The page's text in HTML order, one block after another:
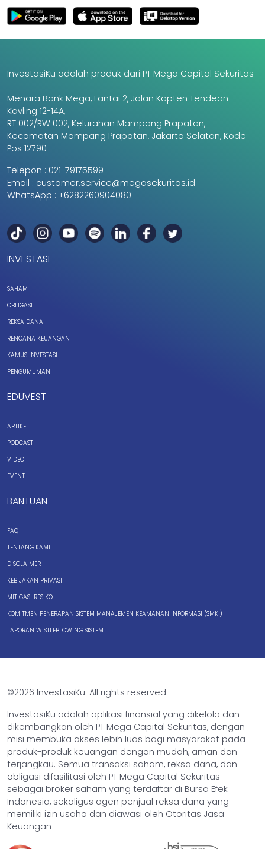
InvestasiKu adalah produk dari PT Mega Capital Sekuritas
Menara Bank Mega, Lantai 2, Jalan Kapten Tendean
Kavling 12-14A,
RT 002/RW 002, Kelurahan Mampang Prapatan,
Kecamatan Mampang Prapatan, Jakarta Selatan, Kode
Pos 12790
Telepon : 021-79175599
Email : customer.service@megasekuritas.id
WhatsApp : +6282260904080
INVESTASI
SAHAM
OBLIGASI
REKSA DANA
RENCANA KEUANGAN
KAMUS INVESTASI
PENGUMUMAN
EDUVEST
ARTIKEL
PODCAST
VIDEO
EVENT
BANTUAN
FAQ
TENTANG KAMI
DISCLAIMER
KEBIJAKAN PRIVASI
MITIGASI RESIKO
KOMITMEN PENERAPAN SISTEM MANAJEMEN KEAMANAN INFORMASI (SMKI)
LAPORAN WISTLEBLOWING SISTEM
©2026 InvestasiKu. All rights reserved.
InvestasiKu adalah aplikasi finansial yang dikelola dan
dikembangkan oleh PT Mega Capital Sekuritas, dengan
misi membuka akses lebih luas bagi masyarakat pada
produk-produk keuangan dengan mudah, aman dan
terjangkau. Semua transaksi saham, reksa dana, dan
obligasi difasilitasi oleh PT Mega Capital Sekuritas
sebagai broker saham yang terdaftar di Bursa Efek
Indonesia, sekaligus agen penjual reksa dana yang
memiliki izin usaha dan diawasi oleh Otoritas Jasa
Keuangan